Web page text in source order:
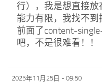
友情链接
行），我是想直接
能力有限，我找不
前面了content-
吧，不是很难看！！
2025年11月25日 - 09:50